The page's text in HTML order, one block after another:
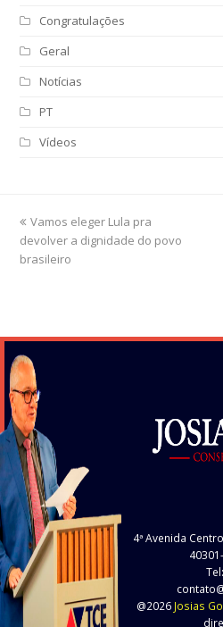
Congratulações
Geral
Notícias
PT
Vídeos
previous
post:
Vamos eleger Lula pra
devolver a dignidade do povo
brasileiro
4ª Avenida
@2026 Josias